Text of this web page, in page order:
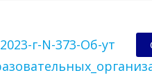
г-N-373-Об-ут